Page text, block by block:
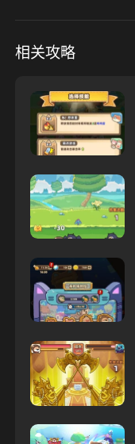
相关攻略